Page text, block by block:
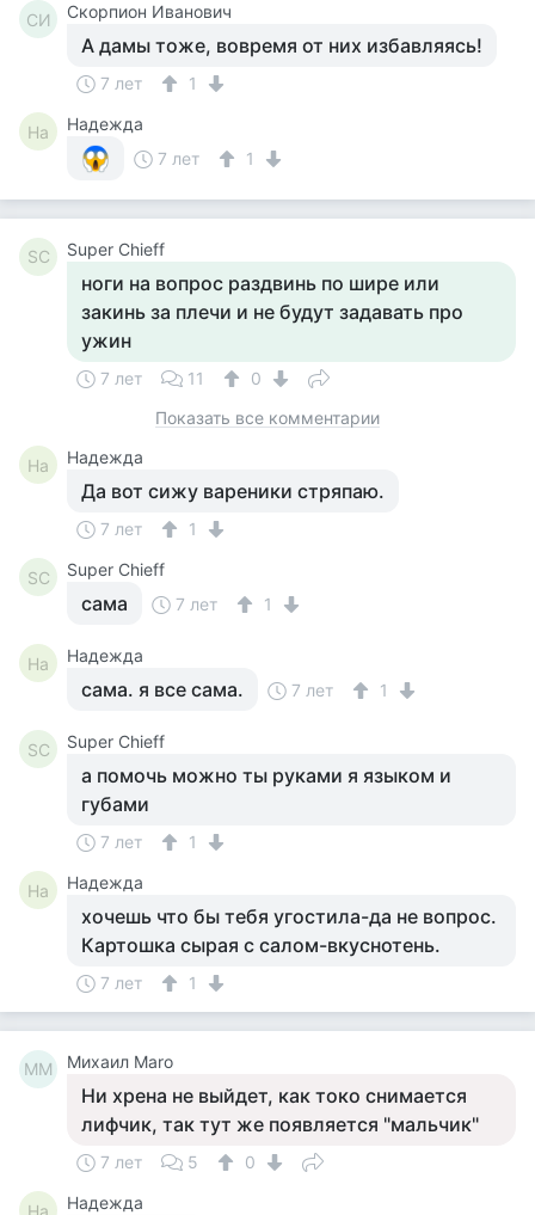
СИ Скорпион Иванович
А дамы тоже, вовремя от них избавляясь!
7 лет 1
На
Надежда
7 лет
1
SС Super Сhieff
ноги на вопрос раздвинь по шире или
закинь за плечи и не будут задавать про
ужин
7 лет 11
0
Показать все комментарии
На Надежда
Да вот сижу вареники стряпаю.
7 лет 1
SС Super Сhieff
сама 7 лет 1
На Надежда
сама. я все сама. 7 лет 1
SС Super Сhieff
а помочь можно ты руками я языком и
губами
7 лет 1
На Надежда
хочешь что бы тебя угостила-да не вопрос.
Картошка сырая с салом-вкуснотень.
7 лет 1
МM Михаил Maro
Ни хрена не выйдет, как токо снимается
лифчик, так тут же появляется "мальчик"
7 лет 5 0
На Надежда